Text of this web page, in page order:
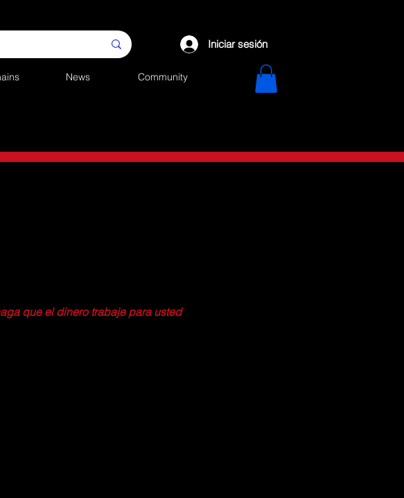
Iniciar sesión
News Community
que el dinero trabaje para usted